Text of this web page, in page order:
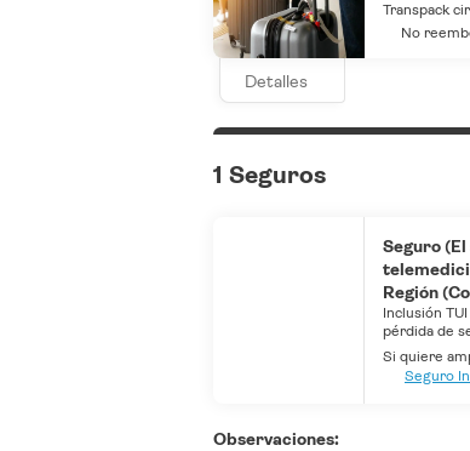
Transpack
No
Detalles
1 Seguros
Seguro
Región
Inclusión TUI
pérdida de
Si quiere
Seguro
Observaciones: